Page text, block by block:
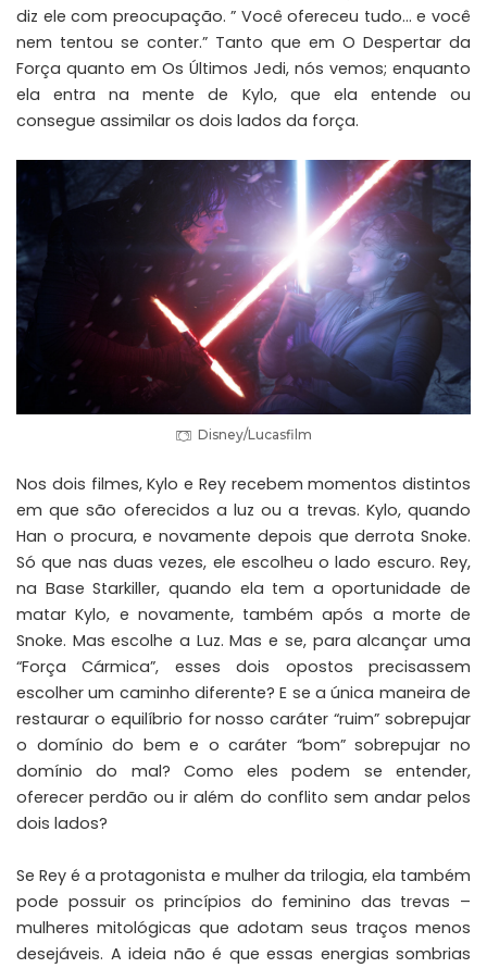
diz ele com preocupação. ” Você ofereceu tudo… e você
nem tentou se conter.” Tanto que em O Despertar da
Força quanto em Os Últimos Jedi, nós vemos; enquanto
ela entra na mente de Kylo, que ela entende ou
consegue assimilar os dois lados da força.
Disney/Lucasfilm
Nos dois filmes, Kylo e Rey recebem momentos distintos
em que são oferecidos a luz ou a trevas. Kylo, quando
Han o procura, e novamente depois que derrota Snoke.
Só que nas duas vezes, ele escolheu o lado escuro. Rey,
na Base Starkiller, quando ela tem a oportunidade de
matar Kylo, e novamente, também após a morte de
Snoke. Mas escolhe a Luz. Mas e se, para alcançar uma
“Força Cármica”, esses dois opostos precisassem
escolher um caminho diferente? E se a única maneira de
restaurar o equilíbrio for nosso caráter “ruim” sobrepujar
o domínio do bem e o caráter “bom” sobrepujar no
domínio do mal? Como eles podem se entender,
oferecer perdão ou ir além do conflito sem andar pelos
dois lados?
Se Rey é a protagonista e mulher da trilogia, ela também
pode possuir os princípios do feminino das trevas –
mulheres mitológicas que adotam seus traços menos
desejáveis. A ideia não é que essas energias sombrias